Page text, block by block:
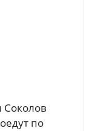
Соколов
по